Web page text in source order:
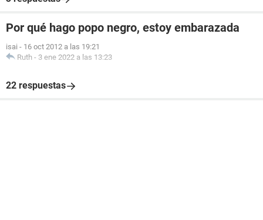
Por qué hago popo negro, estoy embarazada
isai - 16 oct 2012 a las 19:21
Ruth - 3 ene 2022 a las 13:23
22 respuestas